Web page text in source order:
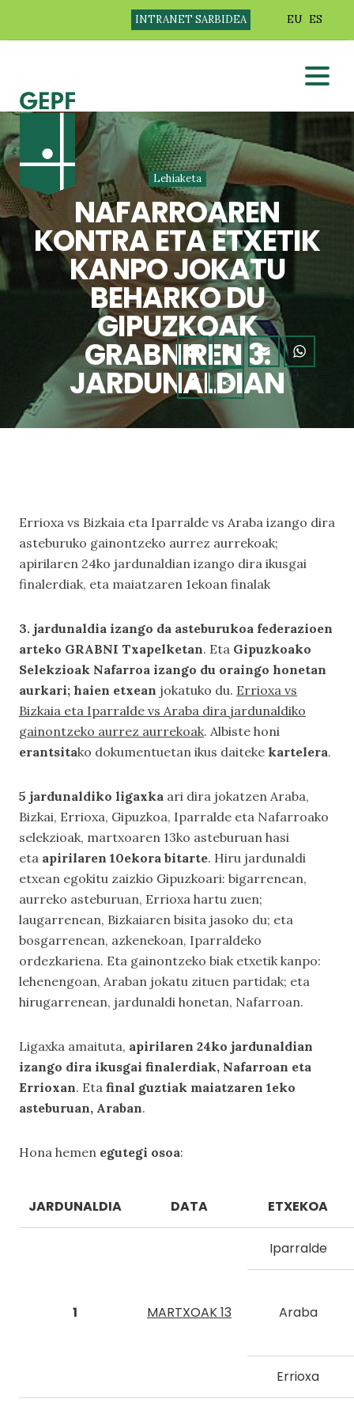
INTRANET SARBIDEA EU ES
Lehiaketa
NAFARROAREN
KONTRA ETA ETXETIK
KANPO JOKATU
BEHARKO DU
GIPUZKOAK
GRABNIREN 3.
JARDUNALDIAN
Errioxa vs Bizkaia eta Iparralde vs Araba izango dira
asteburuko gainontzeko aurrez aurrekoak;
apirilaren 24ko jardunaldian izango dira ikusgai
finalerdiak, eta maiatzaren 1ekoan finalak
3. jardunaldia izango da asteburukoa federazioen
arteko GRABNI Txapelketan. Eta Gipuzkoako
Selekzioak Nafarroa izango du oraingo honetan
aurkari; haien etxean jokatuko du. Errioxa vs
Bizkaia eta Iparralde vs Araba dira jardunaldiko
gainontzeko aurrez aurrekoak. Albiste honi
erantsitako dokumentuetan ikus daiteke kartelera.
5 jardunaldiko ligaxka ari dira jokatzen Araba,
Bizkai, Errioxa, Gipuzkoa, Iparralde eta Nafarroako
selekzioak, martxoaren 13ko asteburuan hasi
eta apirilaren 10ekora bitarte. Hiru jardunaldi
etxean egokitu zaizkio Gipuzkoari: bigarrenean,
aurreko asteburuan, Errioxa hartu zuen;
laugarrenean, Bizkaiaren bisita jasoko du; eta
bosgarrenean, azkenekoan, Iparraldeko
ordezkariena. Eta gainontzeko biak etxetik kanpo:
lehenengoan, Araban jokatu zituen partidak; eta
hirugarrenean, jardunaldi honetan, Nafarroan.
Ligaxka amaituta, apirilaren 24ko jardunaldian
izango dira ikusgai finalerdiak, Nafarroan eta
Errioxan. Eta final guztiak maiatzaren 1eko
asteburuan, Araban.
Hona hemen egutegi osoa:
JARDUNALDIA DATA ETXEKOA
1 MARTXOAK 13
Iparralde
Araba
Errioxa